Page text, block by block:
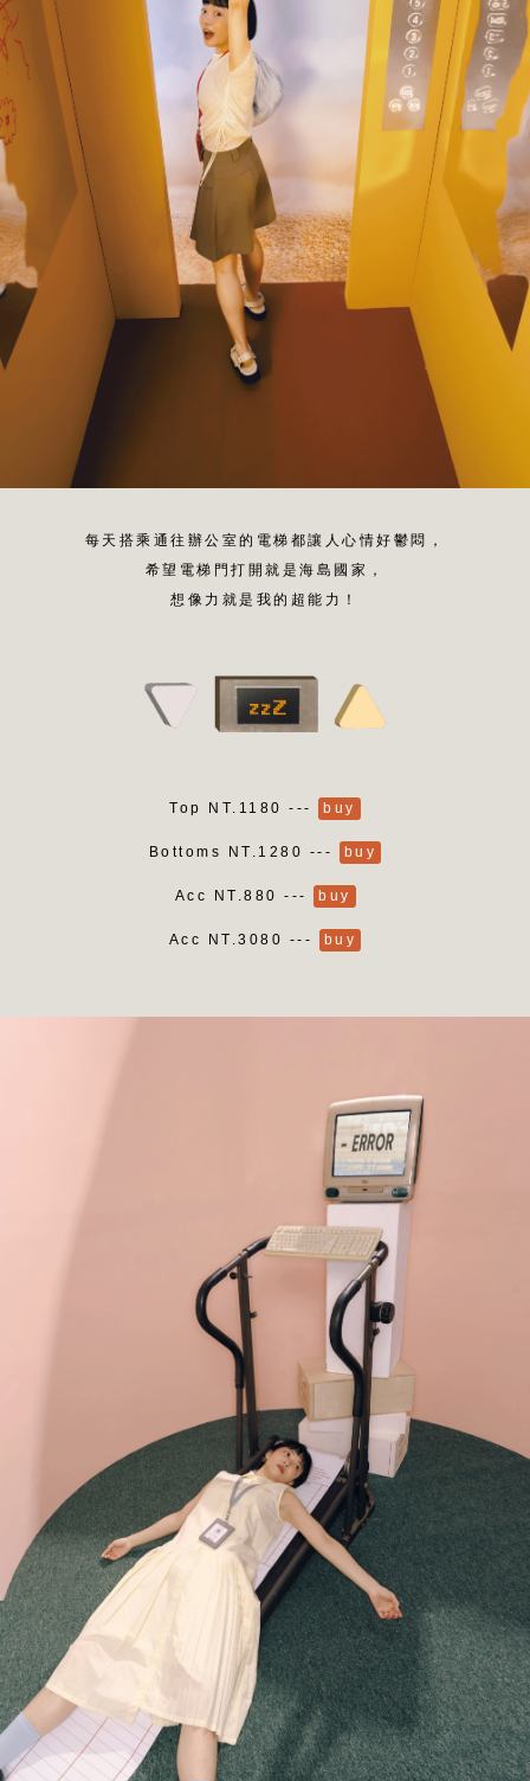
每天搭乘通往辦公室的電梯都讓人心情好鬱悶，
希望電梯門打開就是海島國家，
想像力就是我的超能力！
Top NT.1180 --- buy
Bottoms NT.1280 --- buy
Acc NT.880 --- buy
Acc NT.3080 --- buy